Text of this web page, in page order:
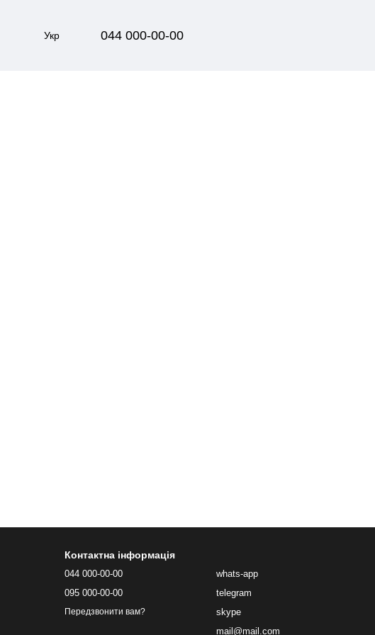
Укр 044 000-00-00
Контактна інформація
044 000-00-00
095 000-00-00
Передзвонити вам?
whats-app
telegram
skype
mail@mail.com